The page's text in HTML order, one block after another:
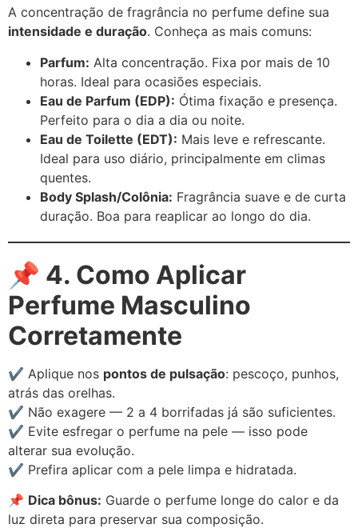
A concentração de fragrância no perfume define sua
intensidade e duração. Conheça as mais comuns:
Parfum: Alta concentração. Fixa por mais de 10
horas. Ideal para ocasiões especiais.
Eau de Parfum (EDP): Ótima fixação e presença.
Perfeito para o dia a dia ou noite.
Eau de Toilette (EDT): Mais leve e refrescante.
Ideal para uso diário, principalmente em climas
quentes.
Body Splash/Colônia: Fragrância suave e de curta
duração. Boa para reaplicar ao longo do dia.
📌 4. Como Aplicar
Perfume Masculino
Corretamente
✔️ Aplique nos pontos de pulsação: pescoço, punhos,
atrás das orelhas.
✔️ Não exagere — 2 a 4 borrifadas já são suficientes.
✔️ Evite esfregar o perfume na pele — isso pode
alterar sua evolução.
✔️ Prefira aplicar com a pele limpa e hidratada.
📌 Dica bônus: Guarde o perfume longe do calor e da
luz direta para preservar sua composição.